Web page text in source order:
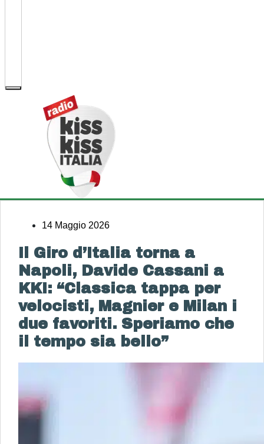
14 Maggio 2026
Il Giro d’Italia torna a
Napoli, Davide Cassani a
KKI: “Classica tappa per
velocisti, Magnier e Milan i
due favoriti. Speriamo che
il tempo sia bello”